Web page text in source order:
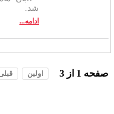
شد.
ادامه...
صفحه1 از3 اولین قبلی